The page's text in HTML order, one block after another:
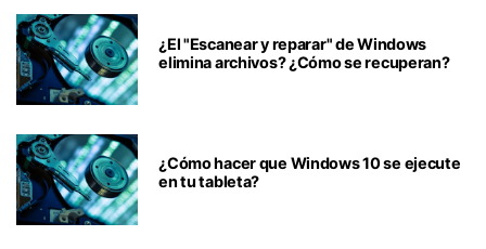
¿El "Escanear y reparar" de Windows
elimina archivos? ¿Cómo se recuperan?
¿Cómo hacer que Windows 10 se ejecute
en tu tableta?